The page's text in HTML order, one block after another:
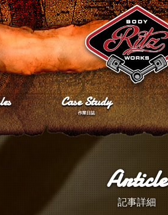
Case Study
作業日誌
Article
記事詳細